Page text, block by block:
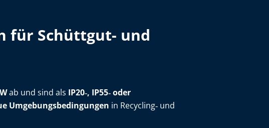
für Schüttgut- und
ab und sind als IP20‑, IP55‑ oder
Umgebungsbedingungen in Recycling‑ und